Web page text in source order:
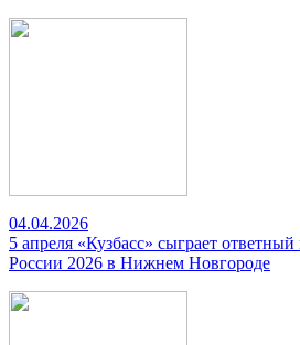
04.04.2026
5 апреля «Кузбасс» сыграет
России 2026 в Нижнем Новгороде